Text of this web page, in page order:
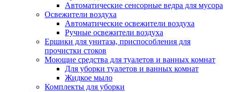
Автоматические сенсорные ведра для мусора
Освежители воздуха
Автоматические освежители воздуха
Ручные освежители воздуха
Ершики для унитаза, приспособления для
прочистки стоков
Моющие средства для туалетов и ванных комнат
Для уборки туалетов и ванных комнат
Жидкое мыло
Комплекты для уборки